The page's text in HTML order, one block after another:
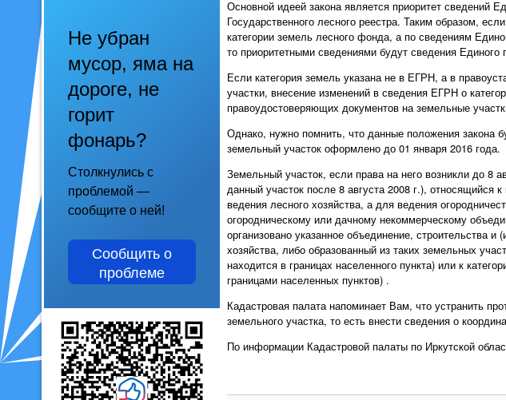
Не убран
мусор, яма на
дороге, не
горит
фонарь?
Столкнулись с
проблемой —
сообщите о ней!
Сообщить о
проблеме
Основной идеей закона является приоритет сведений
Государственного лесного реестра. Таким образом,
категории земель лесного фонда, а по сведениям
то приоритетными сведениями будут сведения Единого
Если категория земель указана не в ЕГРН, а в
участки, внесение изменений в сведения ЕГРН о
правоудостоверяющих документов на земельные
Однако, нужно помнить, что данные положения закона
земельный участок оформлено до 01 января 2016 года.
Земельный участок, если права на него возникли до 8
данный участок после 8 августа 2008 г.), относящийся
ведения лесного хозяйства, а для ведения
огородническому или дачному некоммерческому
организовано указанное объединение, строительства
хозяйства, либо образованный из таких земельных
находится в границах населенного пункта) или к
границами населенных пунктов) .
Кадастровая палата напоминает Вам, что устранить
земельного участка, то есть внести сведения о
По информации Кадастровой палаты по Иркутской